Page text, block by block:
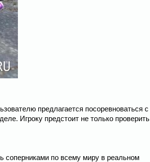
предлагается посоревноваться с
Игроку предстоит не только проверить
соперниками по всему миру в реальном